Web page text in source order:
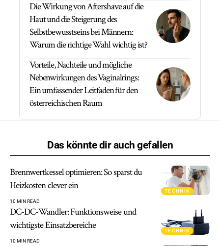
Die Wirkung von Aftershave auf die
Haut und die Steigerung des
Selbstbewusstseins bei Männern:
Warum die richtige Wahl wichtig ist?
Vorteile, Nachteile und mögliche
Nebenwirkungen des Vaginalrings:
Ein umfassender Leitfaden für den
österreichischen Raum
Das könnte dir auch gefallen
TECHNIK
Brennwertkessel optimieren: So sparst du
Heizkosten clever ein
10 MIN READ
TECHNIK
DC-DC-Wandler: Funktionsweise und
wichtigste Einsatzbereiche
10 MIN READ